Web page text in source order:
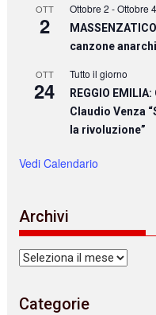
OTT
2
Ottobre 2 -Ottobre 4
canzone
OTT
24
Tutto il giorno
REGGIO
Claudio Venza
la rivoluzione”
Vedi Calendario
Archivi
Archivi
Categorie